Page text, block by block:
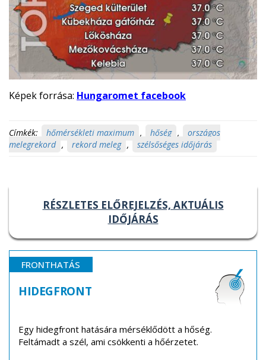
Képek forrása: Hungaromet facebook
Címkék: hőmérsékleti maximum , hőség ,
országos
melegrekord , rekord meleg , szélsőséges időjárás
RÉSZLETES ELŐREJELZÉS, AKTUÁLIS
IDŐJÁRÁS
FRONTHATÁS
HIDEGFRONT
Egy hidegfront hatására mérséklődött a hőség.
Feltámadt a szél, ami csökkenti a hőérzetet.